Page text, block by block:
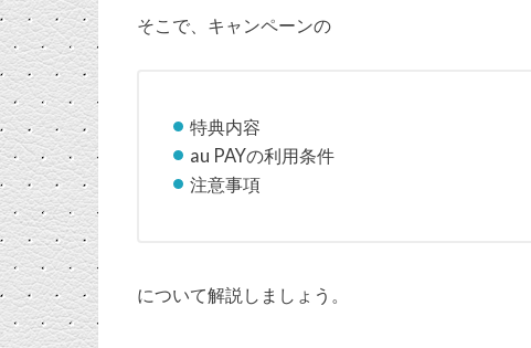
そこで、キャンペーンの
特典内容
au PAYの利用条件
注意事項
について解説しましょう。